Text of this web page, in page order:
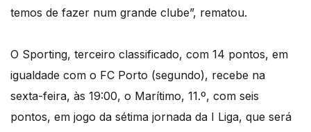
temos de fazer num grande clube”, rematou.
O Sporting, terceiro classificado, com 14 pontos, em
igualdade com o FC Porto (segundo), recebe na
sexta-feira, às 19:00, o Marítimo, 11.º, com seis
pontos, em jogo da sétima jornada da I Liga, que será